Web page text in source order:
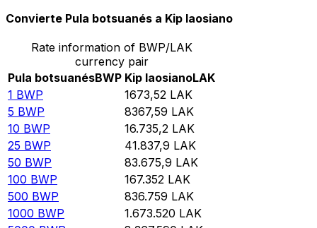
Convierte Pula botsuanés a Kip laosiano
Rate information of BWP/LAK
currency pair
Pula botsuanésBWP Kip laosianoLAK
1 BWP 1673,52 LAK
5 BWP 8367,59 LAK
10 BWP 16.735,2 LAK
25 BWP 41.837,9 LAK
50 BWP 83.675,9 LAK
100 BWP 167.352 LAK
500 BWP 836.759 LAK
1000 BWP 1.673.520 LAK